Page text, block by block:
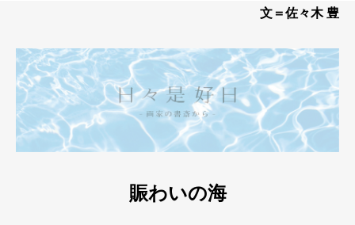
文＝佐々木 豊
賑わいの海